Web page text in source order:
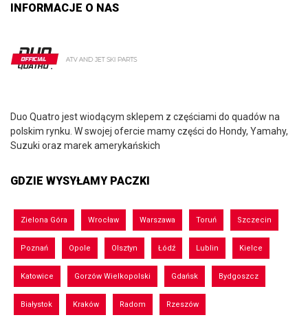
INFORMACJE O NAS
Duo Quatro jest wiodącym sklepem z częściami do quadów na
polskim rynku. W swojej ofercie mamy części do Hondy, Yamahy,
Suzuki oraz marek amerykańskich
GDZIE WYSYŁAMY PACZKI
Zielona Góra Wrocław Warszawa Toruń Szczecin
Poznań Opole Olsztyn Łódź Lublin Kielce
Katowice Gorzów Wielkopolski Gdańsk Bydgoszcz
Białystok Kraków Radom Rzeszów